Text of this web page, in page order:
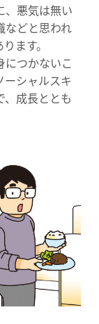
、悪気は無い
などと思われ
ます。
につかないこ
ーシャルスキ
、成長ととも